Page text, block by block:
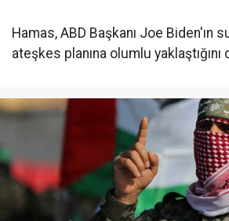
Hamas, ABD Başkanı Joe Biden'ın
ateşkes planına olumlu yaklaştığını